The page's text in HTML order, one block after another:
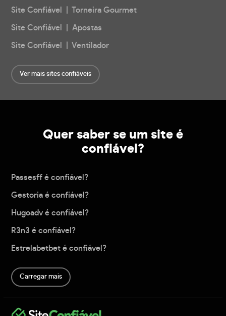
Site Confiável | Torneira Gourmet
Site Confiável | Apostas
Site Confiável | Ventilador
Ver mais sites confiáveis
Quer saber se um site é
confiável?
Passesff é confiável?
Gestoria é confiável?
Hugoadv é confiável?
R3n3 é confiável?
Estrelabetbet é confiável?
Carregar mais